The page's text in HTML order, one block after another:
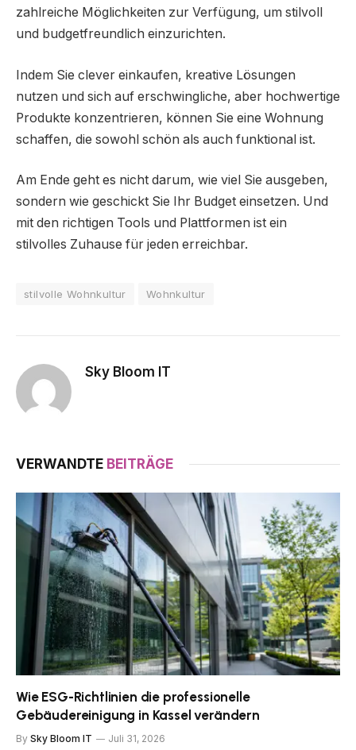
zahlreiche Möglichkeiten zur Verfügung, um stilvoll
und budgetfreundlich einzurichten.
Indem Sie clever einkaufen, kreative Lösungen
nutzen und sich auf erschwingliche, aber hochwertige
Produkte konzentrieren, können Sie eine Wohnung
schaffen, die sowohl schön als auch funktional ist.
Am Ende geht es nicht darum, wie viel Sie ausgeben,
sondern wie geschickt Sie Ihr Budget einsetzen. Und
mit den richtigen Tools und Plattformen ist ein
stilvolles Zuhause für jeden erreichbar.
stilvolle Wohnkultur Wohnkultur
Sky Bloom IT
VERWANDTE BEITRÄGE
Wie ESG-Richtlinien die professionelle
Gebäudereinigung in Kassel verändern
By Sky Bloom IT Juli 31, 2026